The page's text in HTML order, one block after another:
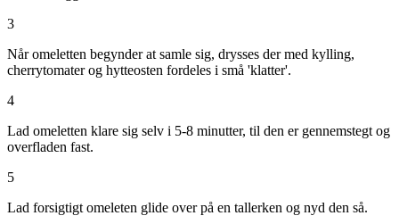
3
Når omeletten begynder at samle sig, drysses der med kylling,
cherrytomater og hytteosten fordeles i små 'klatter'.
4
Lad omeletten klare sig selv i 5-8 minutter, til den er gennemstegt og
overfladen fast.
5
Lad forsigtigt omeleten glide over på en tallerken og nyd den så.